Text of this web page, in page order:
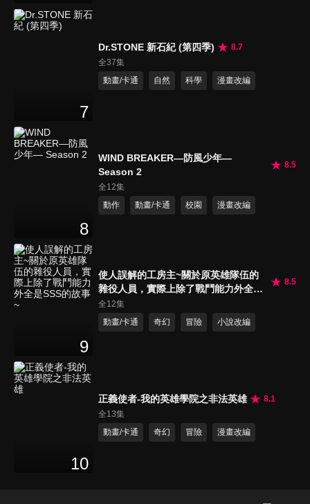
7
Dr.STONE 新石紀 (第四季)
8.7
全37集
動畫/卡通
自然 科學 漫畫改編
8
WIND BREAKER—防風少年—
Season 2
8.5
全12集
動作
動畫/卡通 校園 漫畫改編
9
使人誤解的工房主~關於原英雄隊伍的
雜役人員，實際上除了戰鬥能力外全是
SSS的故事~
8.5
全12集
動畫/卡通
奇幻 冒險 小說改編
10
正義使者-我的英雄學院之非法英雄
8.1
全13集
動畫/卡通
奇幻 冒險 漫畫改編